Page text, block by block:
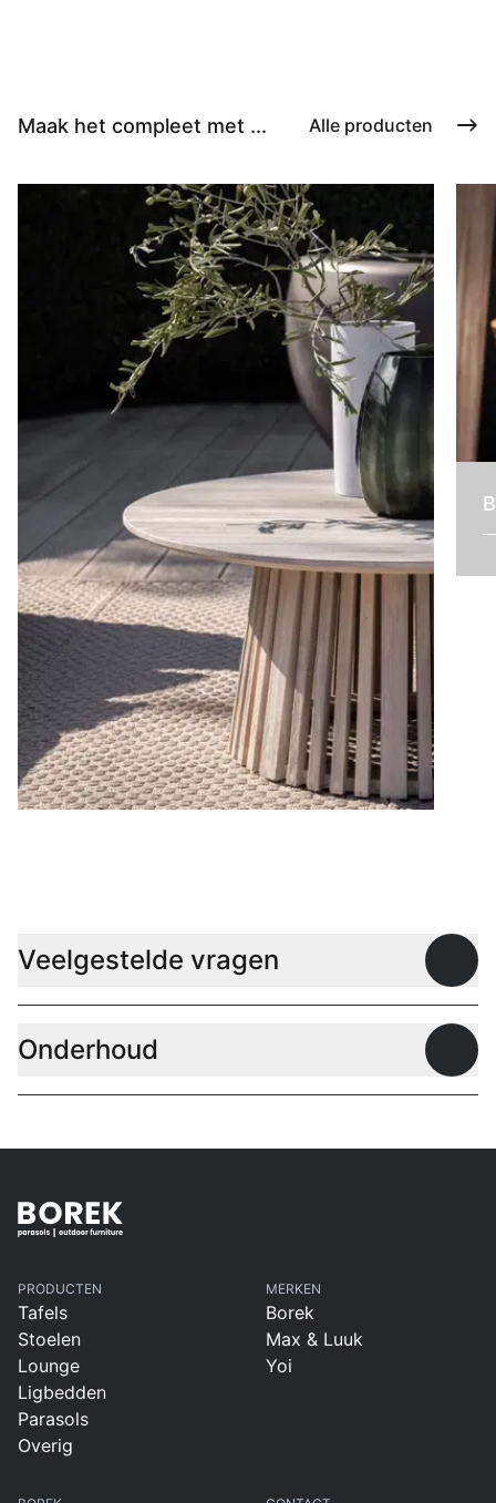
Maak het compleet met ... Alle producten
Veelgestelde vragen
Onderhoud
PRODUCTEN
Tafels
Stoelen
Lounge
Ligbedden
Parasols
Overig
MERKEN
Borek
Max & Luuk
Yoi